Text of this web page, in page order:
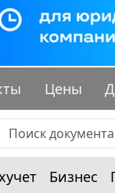
Цены
Бизнес